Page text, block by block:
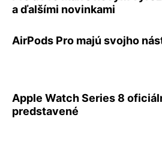
a ďalšími novinkami
AirPods Pro majú svojho
Apple Watch Series 8
predstavené